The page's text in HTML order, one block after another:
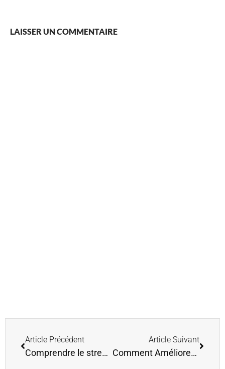
LAISSER UN COMMENTAIRE
Article Précédent
Comprendre le stress et s’en libérer
Article Suivant
Comment Améliorer sa santé avec le Earthing